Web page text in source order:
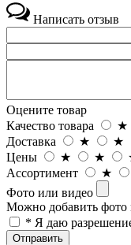
Написать отзыв
Оцените товар
Качество товара
★
Доставка
★ ★
Цены
★ ★
Ассортимент
★
Фото или видео
Можно добавить фото
* Я даю